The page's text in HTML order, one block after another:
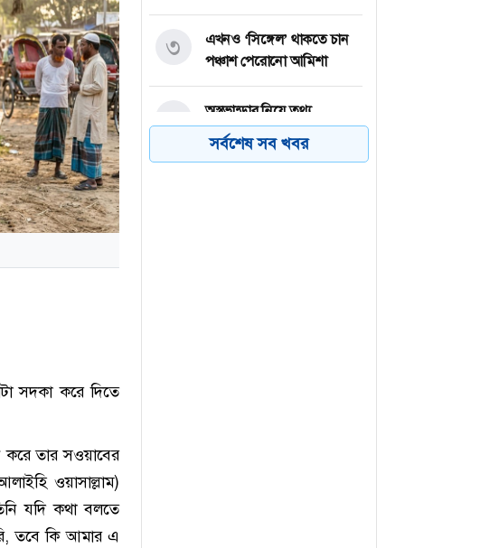
সদকা করে দিতে
তার সওয়াবের
ওয়াসাল্লাম)
যদি কথা বলতে
তবে কি আমার এ
এখনও ‘সিঙ্গেল’ থাকতে চান
পঞ্চাশ পেরোনো আমিশা
৩
অস্ত্রভান্ডার নিয়ে তথ্য
ফাঁসকারীদের কারাদণ্ডের
হুঁশিয়ারি ট্রাম্পের
৪
সর্বশেষ সব খবর